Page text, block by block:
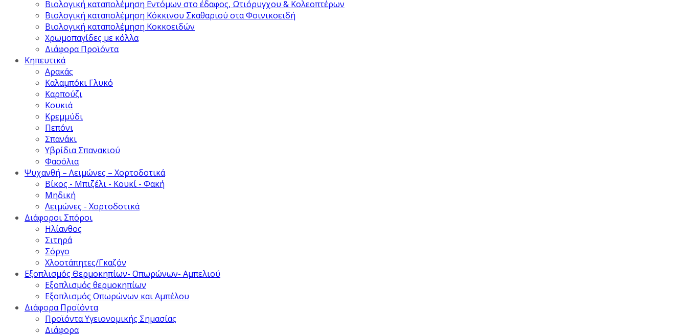
Βιολογική καταπολέμηση Εντόμων στο έδαφος, Ωτιόρυγχου & Κολεοπτέρων
Βιολογική καταπολέμηση Κόκκινου Σκαθαριού στα Φοινικοειδή
Βιολογική καταπολέμηση Κοκκοειδών
Χρωμοπαγίδες με κόλλα
Διάφορα Προϊόντα
Κηπευτικά
Αρακάς
Καλαμπόκι Γλυκό
Καρπούζι
Κουκιά
Κρεμμύδι
Πεπόνι
Σπανάκι
Υβρίδια Σπανακιού
Φασόλια
Ψυχανθή – Λειμώνες – Χορτοδοτικά
Βίκος - Μπιζέλι - Κουκί - Φακή
Μηδική
Λειμώνες - Χορτοδοτικά
Διάφοροι Σπόροι
Ηλίανθος
Σιτηρά
Σόργο
Χλοοτάπητες/Γκαζόν
Εξοπλισμός Θερμοκηπίων- Οπωρώνων- Αμπελιού
Εξοπλισμός θερμοκηπίων
Εξοπλισμός Οπωρώνων και Αμπέλου
Διάφορα Προϊόντα
Προϊόντα Υγειονομικής Σημασίας
Διάφορα